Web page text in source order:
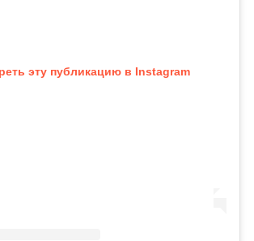
эту публикацию в Instagram